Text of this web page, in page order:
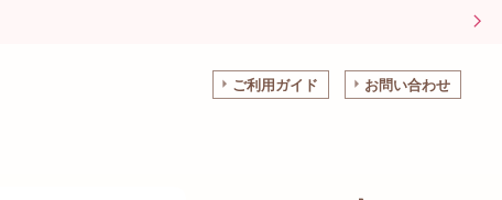
ご利用ガイド お問い合わせ